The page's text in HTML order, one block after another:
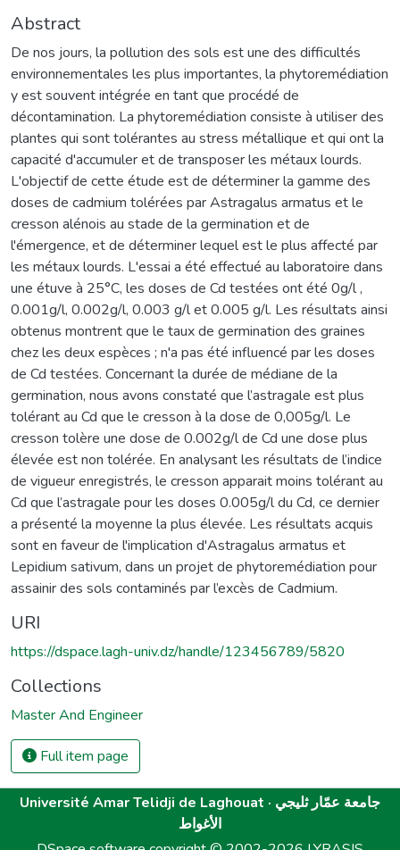
Abstract
De nos jours, la pollution des sols est une des difficultés
environnementales les plus importantes, la phytoremédiation
y est souvent intégrée en tant que procédé de
décontamination. La phytoremédiation consiste à utiliser des
plantes qui sont tolérantes au stress métallique et qui ont la
capacité d'accumuler et de transposer les métaux lourds.
L'objectif de cette étude est de déterminer la gamme des
doses de cadmium tolérées par Astragalus armatus et le
cresson alénois au stade de la germination et de
l'émergence, et de déterminer lequel est le plus affecté par
les métaux lourds. L'essai a été effectué au laboratoire dans
une étuve à 25°C, les doses de Cd testées ont été 0g/l ,
0.001g/l, 0.002g/l, 0.003 g/l et 0.005 g/l. Les résultats ainsi
obtenus montrent que le taux de germination des graines
chez les deux espèces ; n'a pas été influencé par les doses
de Cd testées. Concernant la durée de médiane de la
germination, nous avons constaté que l’astragale est plus
tolérant au Cd que le cresson à la dose de 0,005g/l. Le
cresson tolère une dose de 0.002g/l de Cd une dose plus
élevée est non tolérée. En analysant les résultats de l’indice
de vigueur enregistrés, le cresson apparait moins tolérant au
Cd que l’astragale pour les doses 0.005g/l du Cd, ce dernier
a présenté la moyenne la plus élevée. Les résultats acquis
sont en faveur de l'implication d'Astragalus armatus et
Lepidium sativum, dans un projet de phytoremédiation pour
assainir des sols contaminés par l’excès de Cadmium.
URI
https://dspace.lagh-univ.dz/handle/123456789/5820
Collections
Master And Engineer
Full item page
Université Amar Telidji de Laghouat · جامعة عمّار ثليجي
الأغواط